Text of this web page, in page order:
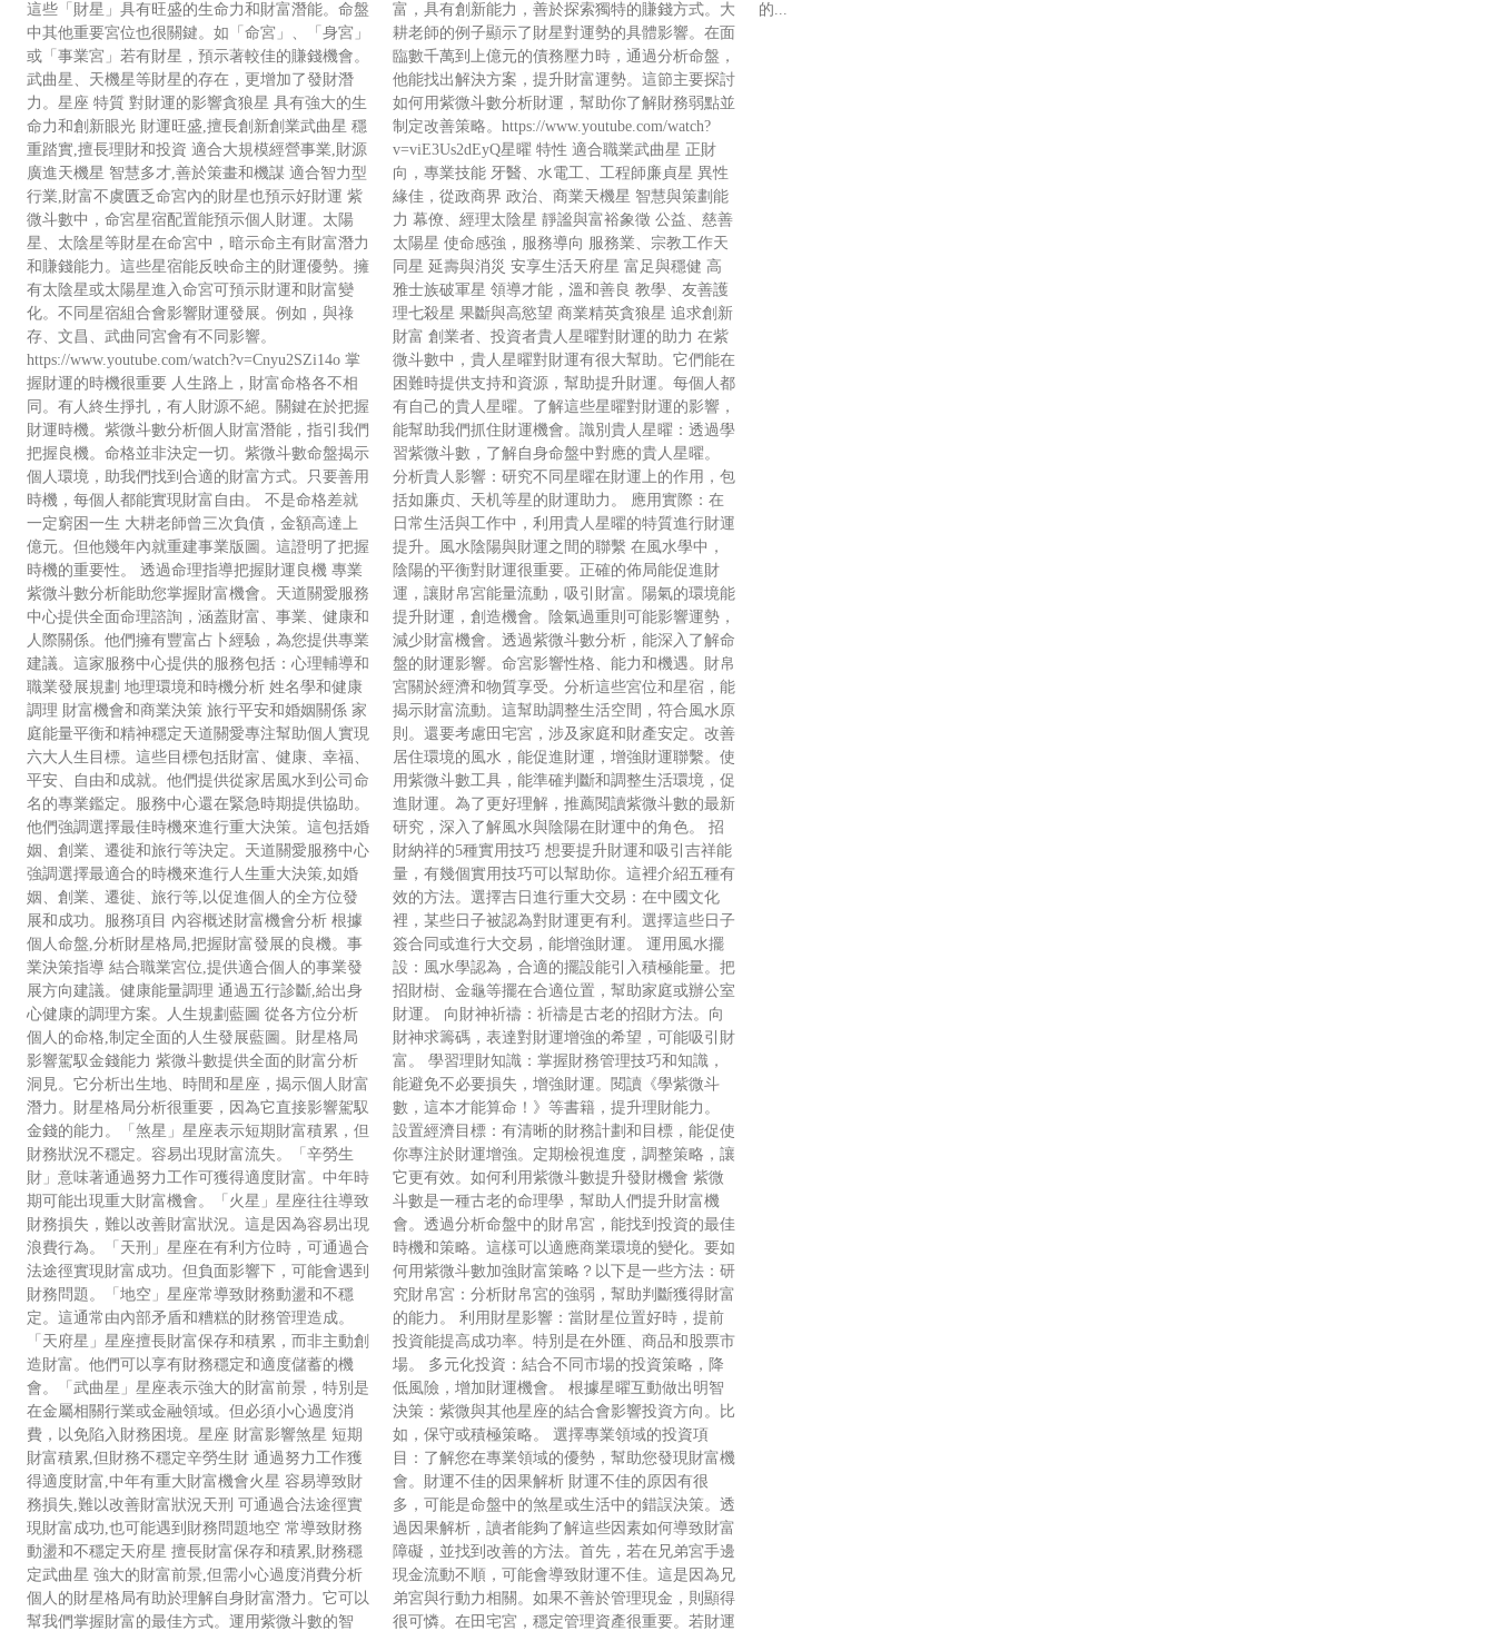
這些「財星」具有旺盛的生命力和財富潛能。命盤
中其他重要宮位也很關鍵。如「命宮」、「身宮」
或「事業宮」若有財星，預示著較佳的賺錢機會。
武曲星、天機星等財星的存在，更增加了發財潛
力。星座 特質 對財運的影響貪狼星 具有強大的生
命力和創新眼光 財運旺盛,擅長創新創業武曲星 穩
重踏實,擅長理財和投資 適合大規模經營事業,財源
廣進天機星 智慧多才,善於策畫和機謀 適合智力型
行業,財富不虞匱乏命宮內的財星也預示好財運 紫
微斗數中，命宮星宿配置能預示個人財運。太陽
星、太陰星等財星在命宮中，暗示命主有財富潛力
和賺錢能力。這些星宿能反映命主的財運優勢。擁
有太陰星或太陽星進入命宮可預示財運和財富變
化。不同星宿組合會影響財運發展。例如，與祿
存、文昌、武曲同宮會有不同影響。
https://www.youtube.com/watch?v=Cnyu2SZi14o 掌
握財運的時機很重要 人生路上，財富命格各不相
同。有人終生掙扎，有人財源不絕。關鍵在於把握
財運時機。紫微斗數分析個人財富潛能，指引我們
把握良機。命格並非決定一切。紫微斗數命盤揭示
個人環境，助我們找到合適的財富方式。只要善用
時機，每個人都能實現財富自由。 不是命格差就
一定窮困一生 大耕老師曾三次負債，金額高達上
億元。但他幾年內就重建事業版圖。這證明了把握
時機的重要性。 透過命理指導把握財運良機 專業
紫微斗數分析能助您掌握財富機會。天道關愛服務
中心提供全面命理諮詢，涵蓋財富、事業、健康和
人際關係。他們擁有豐富占卜經驗，為您提供專業
建議。這家服務中心提供的服務包括：心理輔導和
職業發展規劃 地理環境和時機分析 姓名學和健康
調理 財富機會和商業決策 旅行平安和婚姻關係 家
庭能量平衡和精神穩定天道關愛專注幫助個人實現
六大人生目標。這些目標包括財富、健康、幸福、
平安、自由和成就。他們提供從家居風水到公司命
名的專業鑑定。服務中心還在緊急時期提供協助。
他們強調選擇最佳時機來進行重大決策。這包括婚
姻、創業、遷徙和旅行等決定。天道關愛服務中心
強調選擇最適合的時機來進行人生重大決策,如婚
姻、創業、遷徙、旅行等,以促進個人的全方位發
展和成功。服務項目 內容概述財富機會分析 根據
個人命盤,分析財星格局,把握財富發展的良機。事
業決策指導 結合職業宮位,提供適合個人的事業發
展方向建議。健康能量調理 通過五行診斷,給出身
心健康的調理方案。人生規劃藍圖 從各方位分析
個人的命格,制定全面的人生發展藍圖。財星格局
影響駕馭金錢能力 紫微斗數提供全面的財富分析
洞見。它分析出生地、時間和星座，揭示個人財富
潛力。財星格局分析很重要，因為它直接影響駕馭
金錢的能力。「煞星」星座表示短期財富積累，但
財務狀況不穩定。容易出現財富流失。「辛勞生
財」意味著通過努力工作可獲得適度財富。中年時
期可能出現重大財富機會。「火星」星座往往導致
財務損失，難以改善財富狀況。這是因為容易出現
浪費行為。「天刑」星座在有利方位時，可通過合
法途徑實現財富成功。但負面影響下，可能會遇到
財務問題。「地空」星座常導致財務動盪和不穩
定。這通常由內部矛盾和糟糕的財務管理造成。
「天府星」星座擅長財富保存和積累，而非主動創
造財富。他們可以享有財務穩定和適度儲蓄的機
會。「武曲星」星座表示強大的財富前景，特別是
在金屬相關行業或金融領域。但必須小心過度消
費，以免陷入財務困境。星座 財富影響煞星 短期
財富積累,但財務不穩定辛勞生財 通過努力工作獲
得適度財富,中年有重大財富機會火星 容易導致財
務損失,難以改善財富狀況天刑 可通過合法途徑實
現財富成功,也可能遇到財務問題地空 常導致財務
動盪和不穩定天府星 擅長財富保存和積累,財務穩
定武曲星 強大的財富前景,但需小心過度消費分析
個人的財星格局有助於理解自身財富潛力。它可以
幫我們掌握財富的最佳方式。運用紫微斗數的智
富，具有創新能力，善於探索獨特的賺錢方式。大
耕老師的例子顯示了財星對運勢的具體影響。在面
臨數千萬到上億元的債務壓力時，通過分析命盤，
他能找出解決方案，提升財富運勢。這節主要探討
如何用紫微斗數分析財運，幫助你了解財務弱點並
制定改善策略。https://www.youtube.com/watch?
v=viE3Us2dEyQ星曜 特性 適合職業武曲星 正財
向，專業技能 牙醫、水電工、工程師廉貞星 異性
緣佳，從政商界 政治、商業天機星 智慧與策劃能
力 幕僚、經理太陰星 靜謐與富裕象徵 公益、慈善
太陽星 使命感強，服務導向 服務業、宗教工作天
同星 延壽與消災 安享生活天府星 富足與穩健 高
雅士族破軍星 領導才能，溫和善良 教學、友善護
理七殺星 果斷與高慾望 商業精英貪狼星 追求創新
財富 創業者、投資者貴人星曜對財運的助力 在紫
微斗數中，貴人星曜對財運有很大幫助。它們能在
困難時提供支持和資源，幫助提升財運。每個人都
有自己的貴人星曜。了解這些星曜對財運的影響，
能幫助我們抓住財運機會。識別貴人星曜：透過學
習紫微斗數，了解自身命盤中對應的貴人星曜。
分析貴人影響：研究不同星曜在財運上的作用，包
括如廉贞、天机等星的財運助力。 應用實際：在
日常生活與工作中，利用貴人星曜的特質進行財運
提升。風水陰陽與財運之間的聯繫 在風水學中，
陰陽的平衡對財運很重要。正確的佈局能促進財
運，讓財帛宮能量流動，吸引財富。陽氣的環境能
提升財運，創造機會。陰氣過重則可能影響運勢，
減少財富機會。透過紫微斗數分析，能深入了解命
盤的財運影響。命宮影響性格、能力和機遇。財帛
宮關於經濟和物質享受。分析這些宮位和星宿，能
揭示財富流動。這幫助調整生活空間，符合風水原
則。還要考慮田宅宮，涉及家庭和財產安定。改善
居住環境的風水，能促進財運，增強財運聯繫。使
用紫微斗數工具，能準確判斷和調整生活環境，促
進財運。為了更好理解，推薦閱讀紫微斗數的最新
研究，深入了解風水與陰陽在財運中的角色。 招
財納祥的5種實用技巧 想要提升財運和吸引吉祥能
量，有幾個實用技巧可以幫助你。這裡介紹五種有
效的方法。選擇吉日進行重大交易：在中國文化
裡，某些日子被認為對財運更有利。選擇這些日子
簽合同或進行大交易，能增強財運。 運用風水擺
設：風水學認為，合適的擺設能引入積極能量。把
招財樹、金龜等擺在合適位置，幫助家庭或辦公室
財運。 向財神祈禱：祈禱是古老的招財方法。向
財神求籌碼，表達對財運增強的希望，可能吸引財
富。 學習理財知識：掌握財務管理技巧和知識，
能避免不必要損失，增強財運。閱讀《學紫微斗
數，這本才能算命！》等書籍，提升理財能力。
設置經濟目標：有清晰的財務計劃和目標，能促使
你專注於財運增強。定期檢視進度，調整策略，讓
它更有效。如何利用紫微斗數提升發財機會 紫微
斗數是一種古老的命理學，幫助人們提升財富機
會。透過分析命盤中的財帛宮，能找到投資的最佳
時機和策略。這樣可以適應商業環境的變化。要如
何用紫微斗數加強財富策略？以下是一些方法：研
究財帛宮：分析財帛宮的強弱，幫助判斷獲得財富
的能力。 利用財星影響：當財星位置好時，提前
投資能提高成功率。特別是在外匯、商品和股票市
場。 多元化投資：結合不同市場的投資策略，降
低風險，增加財運機會。 根據星曜互動做出明智
決策：紫微與其他星座的結合會影響投資方向。比
如，保守或積極策略。 選擇專業領域的投資項
目：了解您在專業領域的優勢，幫助您發現財富機
會。財運不佳的因果解析 財運不佳的原因有很
多，可能是命盤中的煞星或生活中的錯誤決策。透
過因果解析，讀者能夠了解這些因素如何導致財富
障礙，並找到改善的方法。首先，若在兄弟宮手邊
現金流動不順，可能會導致財運不佳。這是因為兄
弟宮與行動力相關。如果不善於管理現金，則顯得
很可憐。在田宅宮，穩定管理資產很重要。若財運
的...